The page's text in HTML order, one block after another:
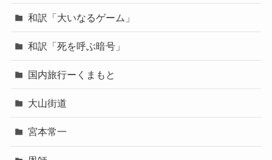
和訳「大いなるゲーム」
和訳「死を呼ぶ暗号」
国内旅行ーくまもと
大山街道
宮本常一